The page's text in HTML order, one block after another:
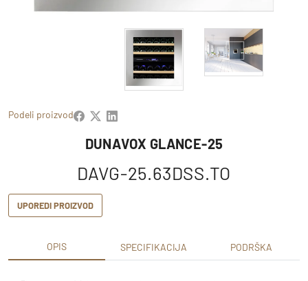
Podeli proizvod
DUNAVOX GLANCE-25
DAVG-25.63DSS.TO
UPOREDI PROIZVOD
OPIS SPECIFIKACIJA PODRŠKA